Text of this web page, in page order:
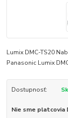
Lumix DMC-TS20
Panasonic Lumix
Dostupnosť:
Nie sme platcovia